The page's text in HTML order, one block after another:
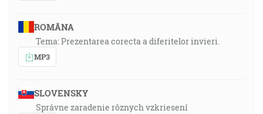
ROMÂNA
Tema: Prezentarea corecta a diferitelor invieri.
MP3
SLOVENSKY
Správne zaradenie rôznych vzkriesení